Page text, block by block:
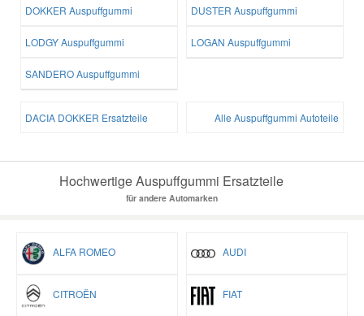
DOKKER Auspuffgummi DUSTER Auspuffgummi
LODGY Auspuffgummi LOGAN Auspuffgummi
SANDERO Auspuffgummi
DACIA DOKKER Ersatzteile Alle Auspuffgummi Autoteile
Hochwertige Auspuffgummi Ersatzteile
für andere Automarken
ALFA ROMEO AUDI
CITROËN FIAT